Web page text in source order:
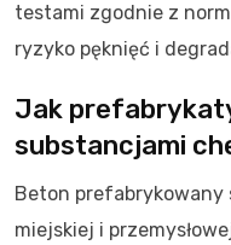
testami zgodnie z
ryzyko pęknięć i
Jak
substancjami
Beton
miejskiej i